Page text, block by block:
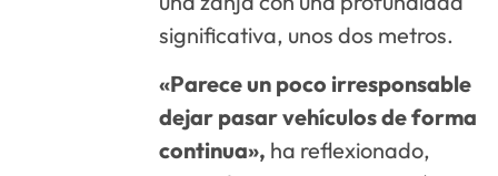
significativa, unos dos metros.
«Parece un poco irresponsable
dejar pasar vehículos de forma
continua», ha reflexionado,